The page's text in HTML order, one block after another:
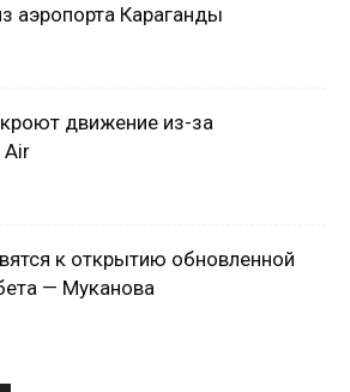
аэропорта Караганды
движение из-за
Air
к открытию обновленной
— Муканова